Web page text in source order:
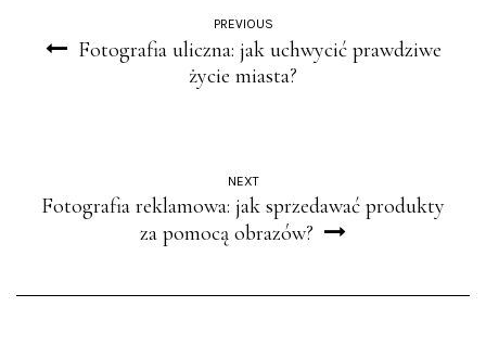
PREVIOUS
Fotografia uliczna: jak uchwycić prawdziwe
życie miasta?
NEXT
Fotografia reklamowa: jak sprzedawać produkty
za pomocą obrazów?